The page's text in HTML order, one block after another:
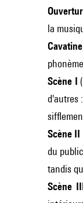
la
Scène I
d'autres
Scène II
du
tandis
Scène